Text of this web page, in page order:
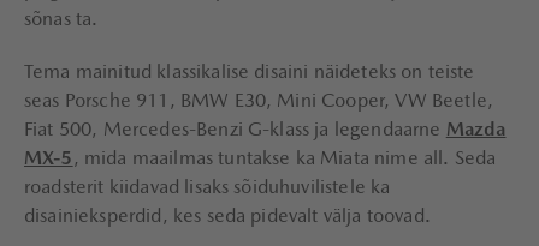
sõnas ta.
Tema mainitud klassikalise disaini näideteks on teiste
seas Porsche 911, BMW E30, Mini Cooper, VW Beetle,
Fiat 500, Mercedes-Benzi G-klass ja legendaarne Mazda
MX-5 , mida maailmas tuntakse ka Miata nime all. Seda
roadsterit kiidavad lisaks sõiduhuvilistele ka
disainieksperdid, kes seda pidevalt välja toovad.